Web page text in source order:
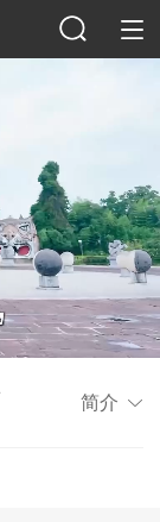
简介